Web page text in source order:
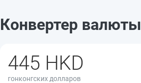
Конвертер валюты
445 HKD
гонконгских долларов